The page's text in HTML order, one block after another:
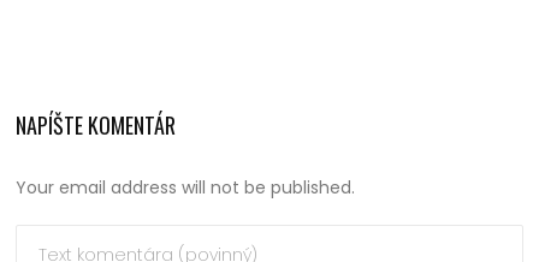
NAPÍŠTE KOMENTÁR
Your email address will not be published.